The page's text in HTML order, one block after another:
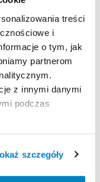
treści
i
o tym, jak
partnerom
z innymi danymi
podczas
szczegóły
Polska
Polska